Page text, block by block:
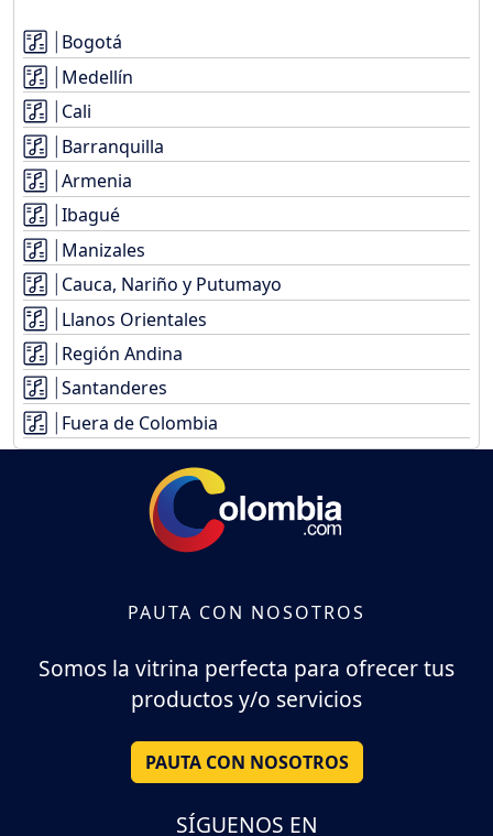
Bogotá
Medellín
Cali
Barranquilla
Armenia
Ibagué
Manizales
Cauca, Nariño y Putumayo
Llanos Orientales
Región Andina
Santanderes
Fuera de Colombia
PAUTA CON NOSOTROS
Somos la vitrina perfecta para ofrecer tus
productos y/o servicios
PAUTA CON NOSOTROS
SÍGUENOS EN